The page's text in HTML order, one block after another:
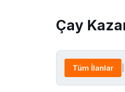
Çay
Tüm İlanlar